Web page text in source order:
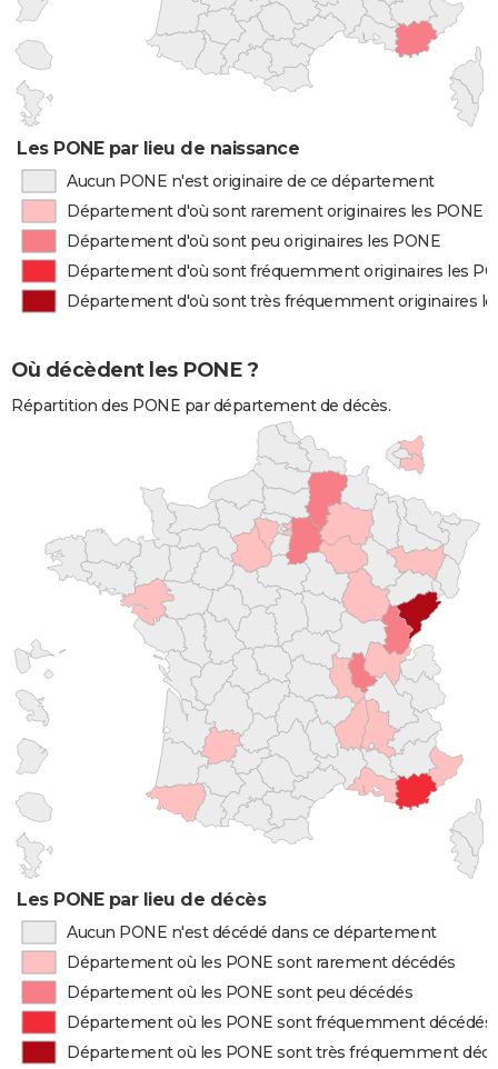
Les PONE par lieu de naissance
Aucun PONE n'est originaire de ce département
Département d'où sont rarement originaires les PONE
Département d'où sont peu originaires les PONE
Département d'où sont fréquemment originaires les
Département d'où sont très fréquemment originaires
Où décèdent les PONE ?
Répartition des PONE par département de décès.
Les PONE par lieu de décès
Aucun PONE n'est décédé dans ce département
Département où les PONE sont rarement décédés
Département où les PONE sont peu décédés
Département où les PONE sont fréquemment décédés
Département où les PONE sont très fréquemment